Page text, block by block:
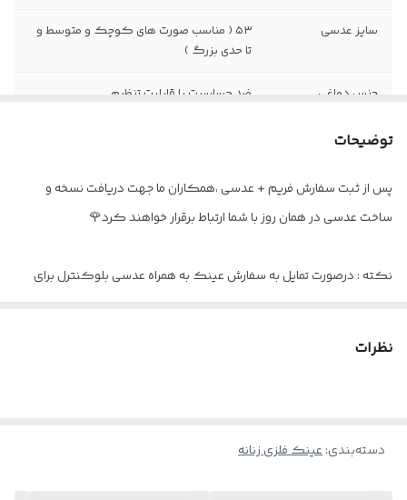
سایز عدسی
۵۳ ( مناسب صورت های کوچک و متوسط و
تا حدی بزرگ )
جنس دماغی ضد حساسیت با قابلیت تنظیم
جنس لولا
عینک مناسب دید دور / دید نزدیک و یا تدریجی
اقلام پکیج کامل
توضیحات
پس از ثبت سفارش فریم + عدسی ،همکاران ما جهت دریافت نسخه و
ساخت عدسی در همان روز با شما ارتباط برقرار خواهند کرد🌹
نکته : درصورت تمایل به سفارش عینک به همراه عدسی بلوکنترل برای
نظرات
دسته‌بندی:عینک فلزی زنانه